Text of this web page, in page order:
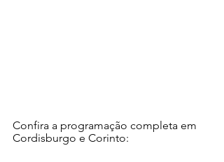
Confira a programação completa em
Cordisburgo e Corinto: